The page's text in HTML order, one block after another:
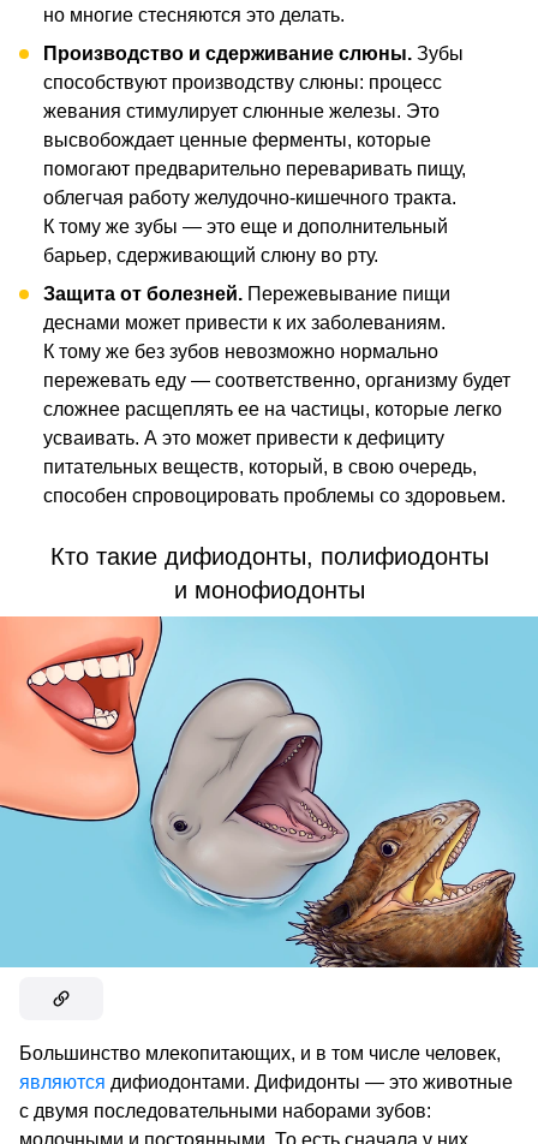
но многие стесняются это делать.
Производство и сдерживание слюны. Зубы
способствуют производству слюны: процесс
жевания стимулирует слюнные железы. Это
высвобождает ценные ферменты, которые
помогают предварительно переваривать пищу,
облегчая работу желудочно-кишечного тракта.
К тому же зубы — это еще и дополнительный
барьер, сдерживающий слюну во рту.
Защита от болезней. Пережевывание пищи
деснами может привести к их заболеваниям.
К тому же без зубов невозможно нормально
пережевать еду — соответственно, организму будет
сложнее расщеплять ее на частицы, которые легко
усваивать. А это может привести к дефициту
питательных веществ, который, в свою очередь,
способен спровоцировать проблемы со здоровьем.
Кто такие дифиодонты, полифиодонты
и монофиодонты
Большинство млекопитающих, и в том числе человек,
являются дифиодонтами. Дифидонты — это животные
с двумя последовательными наборами зубов:
молочными и постоянными. То есть сначала у них